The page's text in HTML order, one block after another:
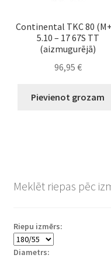
Continental TKC 80
5.10 – 17 67S TT
(aizmugurējā)
96,95 €
Pievienot grozam
Meklēt riepas pēc
Riepu izmērs:
Diametrs: